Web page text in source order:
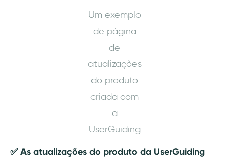
Um exemplo
de página
de
atualizações
do produto
criada com
a
UserGuiding
✅ As atualizações do produto da UserGuiding